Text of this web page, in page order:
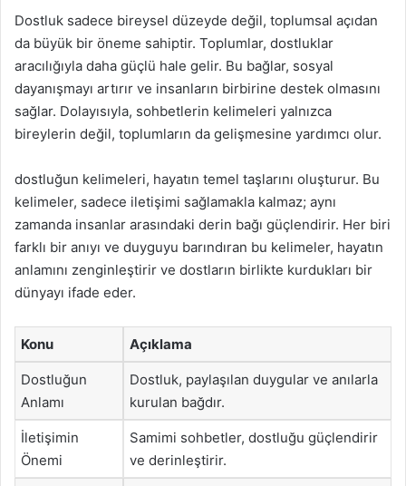
Dostluk sadece bireysel düzeyde değil, toplumsal açıdan
da büyük bir öneme sahiptir. Toplumlar, dostluklar
aracılığıyla daha güçlü hale gelir. Bu bağlar, sosyal
dayanışmayı artırır ve insanların birbirine destek olmasını
sağlar. Dolayısıyla, sohbetlerin kelimeleri yalnızca
bireylerin değil, toplumların da gelişmesine yardımcı olur.
dostluğun kelimeleri, hayatın temel taşlarını oluşturur. Bu
kelimeler, sadece iletişimi sağlamakla kalmaz; aynı
zamanda insanlar arasındaki derin bağı güçlendirir. Her biri
farklı bir anıyı ve duyguyu barındıran bu kelimeler, hayatın
anlamını zenginleştirir ve dostların birlikte kurdukları bir
dünyayı ifade eder.
Konu Açıklama
Dostluğun
Anlamı
Dostluk, paylaşılan duygular ve anılarla
kurulan bağdır.
İletişimin
Önemi
Samimi sohbetler, dostluğu güçlendirir
ve derinleştirir.